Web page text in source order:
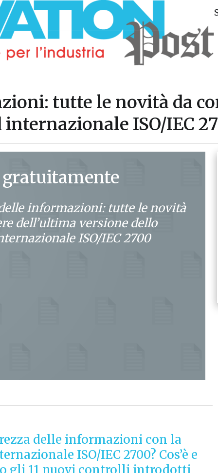
tutte le novità da
ISO/IEC
gratuitamente
informazioni: tutte le novità
dell’ultima versione dello
ISO/IEC 2700
delle informazioni con la
ISO/IEC 2700? Cos’è e
gli 11 nuovi controlli introdotti